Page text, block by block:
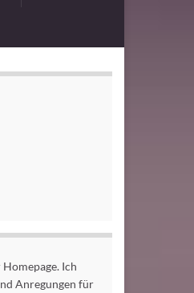
Ich
Anregungen für